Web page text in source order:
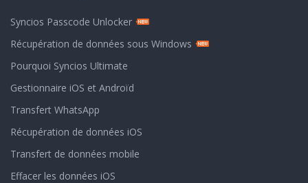
Syncios Passcode Unlocker
Récupération de données sous Windows
Pourquoi Syncios Ultimate
Gestionnaire iOS et Androïd
Transfert WhatsApp
Récupération de données iOS
Transfert de données mobile
Effacer les données iOS